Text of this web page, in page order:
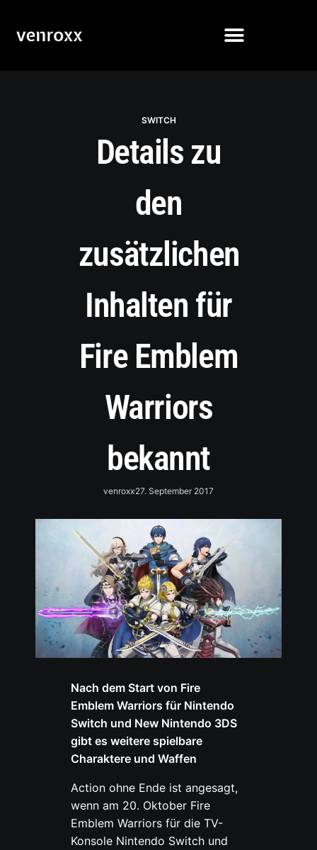
SWITCH
Details zu
den
zusätzlichen
Inhalten für
Fire Emblem
Warriors
bekannt
venroxx27. September 2017
Nach dem Start von Fire
Emblem Warriors für Nintendo
Switch und New Nintendo 3DS
gibt es weitere spielbare
Charaktere und Waffen
Action ohne Ende ist angesagt,
wenn am 20. Oktober Fire
Emblem Warriors für die TV-
Konsole Nintendo Switch und